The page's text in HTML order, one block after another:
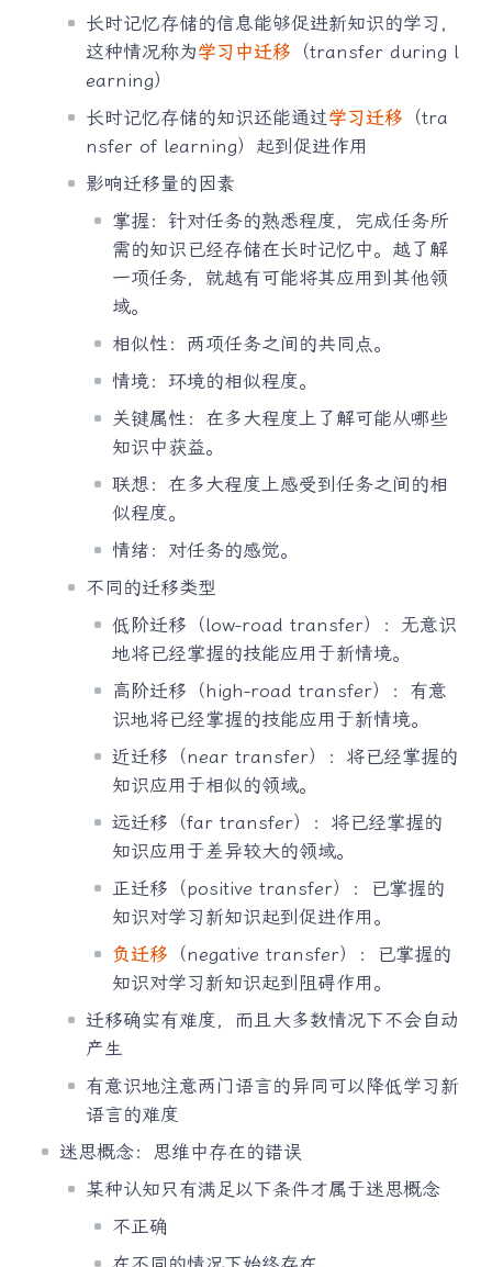
长时记忆存储的信息能够促进新知识的学习，
这种情况称为学习中迁移 （transfer during l
earning）
长时记忆存储的知识还能通过学习迁移 （tra
nsfer of learning）起到促进作用
影响迁移量的因素
掌握：针对任务的熟悉程度，完成任务所
需的知识已经存储在长时记忆中。越了解
一项任务，就越有可能将其应用到其他领
域。
相似性：两项任务之间的共同点。
情境：环境的相似程度。
关键属性：在多大程度上了解可能从哪些
知识中获益。
联想：在多大程度上感受到任务之间的相
似程度。
情绪：对任务的感觉。
不同的迁移类型
低阶迁移（low-road transfer）：无意识
地将已经掌握的技能应用于新情境。
高阶迁移（high-road transfer）：有意
识地将已经掌握的技能应用于新情境。
近迁移（near transfer）：将已经掌握的
知识应用于相似的领域。
远迁移（far transfer）：将已经掌握的
知识应用于差异较大的领域。
正迁移（positive transfer）：已掌握的
知识对学习新知识起到促进作用。
负迁移 （negative transfer）：已掌握的
知识对学习新知识起到阻碍作用。
迁移确实有难度，而且大多数情况下不会自动
产生
有意识地注意两门语言的异同可以降低学习新
语言的难度
迷思概念：思维中存在的错误
某种认知只有满足以下条件才属于迷思概念
不正确